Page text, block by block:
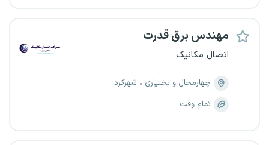
مهندس برق قدرت
اتصال مکانیک
چهارمحال و بختیاری
شهرکرد
تمام وقت